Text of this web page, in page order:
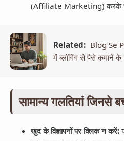
(Affiliate Marketing) करके
Related: Blog Se
में ब्लॉगिंग से पैसे कमाने
सामान्य गलतियां जिनसे
खुद के विज्ञापनों पर क्लिक न करें: